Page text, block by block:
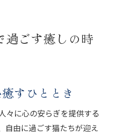
過ごす癒しの時
すひととき
々に心の安らぎを提供する
自由に過ごす猫たちが迎え